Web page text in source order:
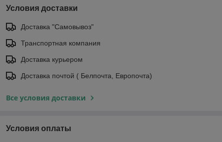
Условия доставки
Доставка "Самовывоз"
Транспортная компания
Доставка курьером
Доставка почтой ( Белпочта, Европочта)
Все условия доставки
Условия оплаты